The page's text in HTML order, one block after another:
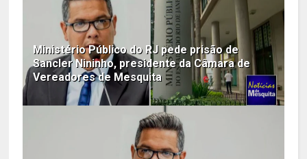
Ministério Público do RJ pede prisão de
Sancler Nininho, presidente da Câmara de
Vereadores de Mesquita